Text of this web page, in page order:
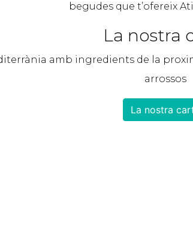
begudes que t’ofereix
La nostra
amb ingredients de la
arrossos
La nostra